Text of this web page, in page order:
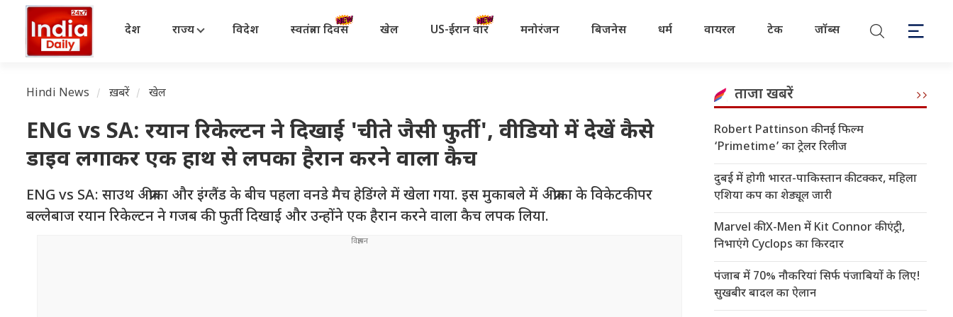
देश राज्य विदेश स्वतंत्रता दिवस खेल US-ईरान वॉर मनोरंजन बिजनेस धर्म वायरल टेक जॉब्स
Hindi News ख़बरें खेल
ENG vs SA: रयान रिकेल्टन ने दिखाई 'चीते जैसी फुर्ती', वीडियो में देखें कैसे
डाइव लगाकर एक हाथ से लपका हैरान करने वाला कैच
ENG vs SA: साउथ अफ्रीका और इंग्लैंड के बीच पहला वनडे मैच हेडिंग्ले में खेला गया. इस मुकाबले में अफ्रीका के विकेटकीपर
बल्लेबाज रयान रिकेल्टन ने गजब की फुर्ती दिखाई और उन्होंने एक हैरान करने वाला कैच लपक लिया.
ताजा खबरें
Robert Pattinson की नई फिल्म
‘Primetime’ का ट्रेलर रिलीज
दुबई में होगी भारत-पाकिस्तान की टक्कर, महिला
एशिया कप का शेड्यूल जारी
Marvel की X-Men में Kit Connor की एंट्री,
निभाएंगे Cyclops का किरदार
पंजाब में 70% नौकरियां सिर्फ पंजाबियों के लिए!
सुखबीर बादल का ऐलान